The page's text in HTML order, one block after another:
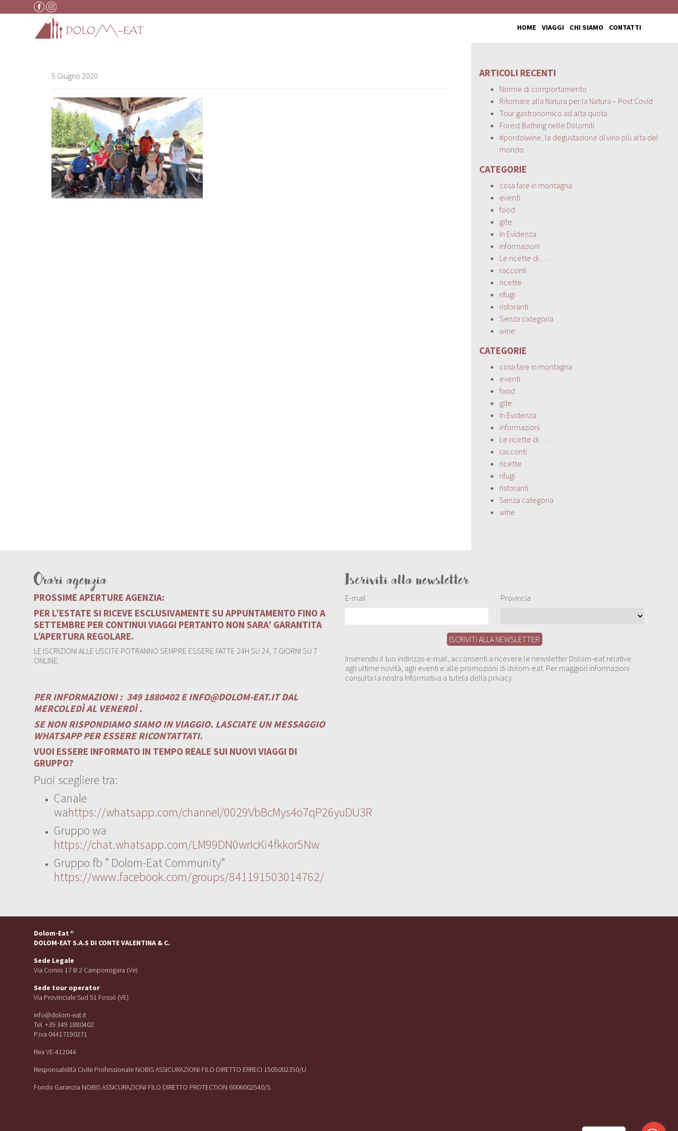
Vai al contenuto
HOME VIAGGI CHI SIAMO CONTATTI
5 Giugno 2020 ARTICOLI RECENTI
Norme di comportamento
Ritornare alla Natura per la Natura – Post Covid
Tour gastronomico ad alta quota
Forest Bathing nelle Dolomiti
#pordoiwine, la degustazione di vino più alta del
mondo
CATEGORIE
cosa fare in montagna
eventi
food
gite
In Evidenza
informazioni
Le ricette di …
racconti
ricette
rifugi
ristoranti
Senza categoria
wine
CATEGORIE
cosa fare in montagna
eventi
food
gite
In Evidenza
informazioni
Le ricette di …
racconti
ricette
rifugi
ristoranti
Senza categoria
wine
Orari agenzia
PROSSIME APERTURE AGENZIA:
PER L’ESTATE SI RICEVE ESCLUSIVAMENTE SU APPUNTAMENTO FINO A
SETTEMBRE PER CONTINUI VIAGGI PERTANTO NON SARA’ GARANTITA
L’APERTURA REGOLARE.
LE ISCRIZIONI ALLE USCITE POTRANNO SEMPRE ESSERE FATTE 24H SU 24, 7 GIORNI SU 7
ONLINE.
PER INFORMAZIONI : 349 1880402 EINFO@DOLOM-EAT.ITDAL
MERCOLEDÌ AL VENERDÌ .
SE NON RISPONDIAMO SIAMO IN VIAGGIO. LASCIATE UN MESSAGGIO
WHATSAPP PER ESSERE RICONTATTATI.
VUOI ESSERE INFORMATO IN TEMPO REALE SUI NUOVI VIAGGI DI
GRUPPO?
Puoi scegliere tra:
Canale
wahttps://whatsapp.com/channel/0029VbBcMys4o7qP26yuDU3R
Gruppo wa
https://chat.whatsapp.com/LM99DN0wrIcKi4fkkor5Nw
Gruppo fb ” Dolom-Eat Community”
https://www.facebook.com/groups/841191503014762/
Iscriviti alla newsletter
E-mail Provincia
Inserendo il tuo indirizzo e-mail, acconsenti a ricevere le newsletter Dolom-eat relative
agli ultime novità, agli eventi e alle promozioni di dolom-eat. Per maggiori informazioni
consulta la nostra Informativa a tutela della privacy.
Dolom-Eat ®
DOLOM-EAT S.A.S DI CONTE VALENTINA & C.
Sede Legale
Via Cornio 17 B 2 Camponogara (Ve)
Sede tour operator
Via Provinciale Sud 51 Fossó (VE)
info@dolom-eat.it
Tel. +39 349 1880402
P.iva 04417190271
Rea VE-412044
Responsabilità Civile Professionale NOBIS ASSICURAZIONI FILO DIRETTO ERRECI 1505002350/U
Fondo Garanzia NOBIS ASSICURAZIONI FILO DIRETTO PROTECTION 6006002540/S